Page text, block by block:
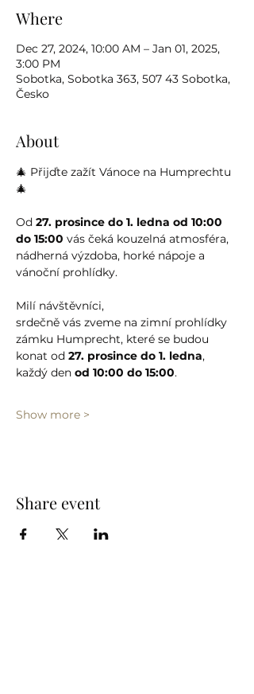
Where
Dec 27, 2024, 10:00 AM – Jan 01, 2025,
3:00 PM
Sobotka, Sobotka 363, 507 43 Sobotka,
Česko
About
🎄 Přijďte zažít Vánoce na Humprechtu
🎄
Od 27. prosince do 1. ledna od 10:00
do 15:00 vás čeká kouzelná atmosféra,
nádherná výzdoba, horké nápoje a
vánoční prohlídky.
Milí návštěvníci,
srdečně vás zveme na zimní prohlídky
zámku Humprecht, které se budou
konat od 27. prosince do 1. ledna,
každý den od 10:00 do 15:00.
Show more >
Share event